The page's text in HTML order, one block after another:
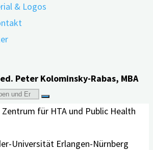
& Logos
Peter Kolominsky-Rabas, MBA
für HTA und Public Health
Universität Erlangen-Nürnberg